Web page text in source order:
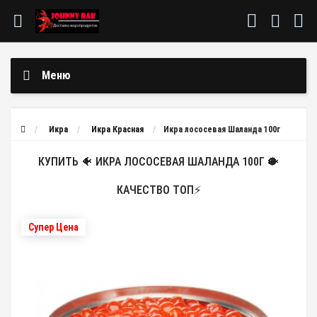
Меню
Икра Икра Красная Икра лососевая Шаланда 100г
КУПИТЬ 🐠 ИКРА ЛОСОСЕВАЯ ШАЛАНДА 100Г 🐡
КАЧЕСТВО ТОП⚡
Супер Цена